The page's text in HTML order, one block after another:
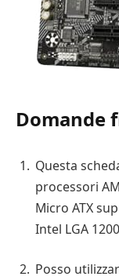
Domande
Questa
processori
Micro ATX
Intel LGA
Posso